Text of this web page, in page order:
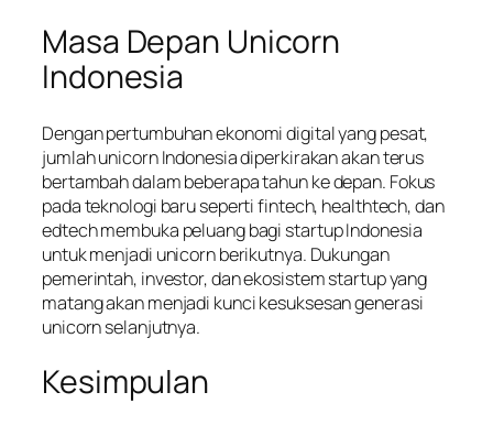
Masa Depan Unicorn
Indonesia
Dengan pertumbuhan ekonomi digital yang pesat,
jumlah unicorn Indonesia diperkirakan akan terus
bertambah dalam beberapa tahun ke depan. Fokus
pada teknologi baru seperti fintech, healthtech, dan
edtech membuka peluang bagi startup Indonesia
untuk menjadi unicorn berikutnya. Dukungan
pemerintah, investor, dan ekosistem startup yang
matang akan menjadi kunci kesuksesan generasi
unicorn selanjutnya.
Kesimpulan